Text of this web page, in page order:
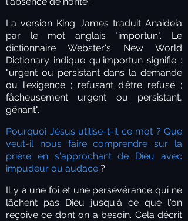
La version King James traduit Anaideia
par le mot anglais "importun". Le
dictionnaire Webster's New World
Dictionary indique qu'importun signifie :
"urgent ou persistant dans la demande
ou l'exigence ; refusant d'être refusé ;
fâcheusement urgent ou persistant,
gênant".
Pourquoi Jésus utilise-t-il ce mot ? Que
veut-il nous faire comprendre sur la
prière en s'approchant de Dieu avec
impudeur ou audace ?
Il y a une foi et une persévérance qui ne
lâchent pas Dieu jusqu'à ce que l'on
reçoive ce dont on a besoin. Cela décrit